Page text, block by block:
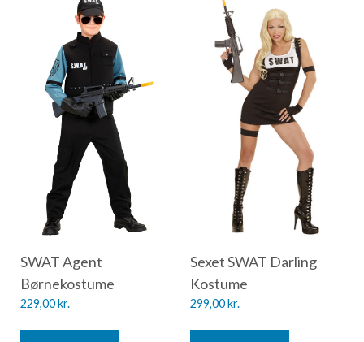
SWAT Agent
Børnekostume
229,00kr.
Sexet SWAT Darling
Kostume
299,00kr.